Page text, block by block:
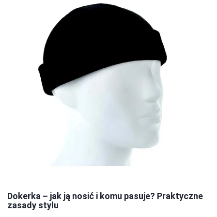
Dokerka – jak ją nosić i komu pasuje? Praktyczne
zasady stylu